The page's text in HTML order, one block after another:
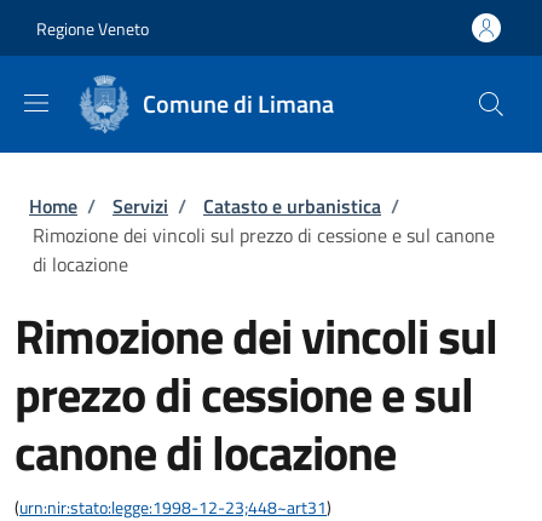
Regione Veneto
Comune di Limana
Briciole di pane
Home / Servizi / Catasto e urbanistica /
Rimozione dei vincoli sul prezzo di cessione e sul canone
di locazione
Rimozione dei vincoli sul
prezzo di cessione e sul
canone di locazione
(urn:nir:stato:legge:1998-12-23;448~art31)